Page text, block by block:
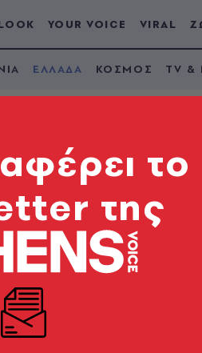
YOUR VOICE VIRAL
ΕΛΛΑΔΑ ΚΟΣΜΟΣ TV &
το
της